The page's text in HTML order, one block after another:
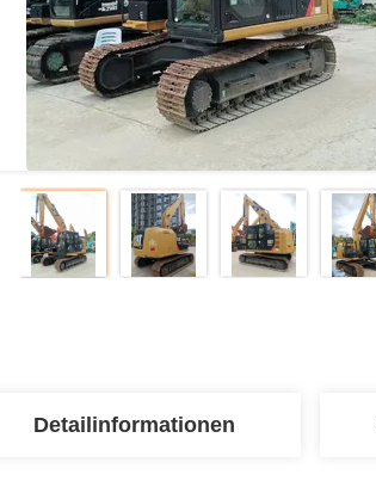
Detailinformationen